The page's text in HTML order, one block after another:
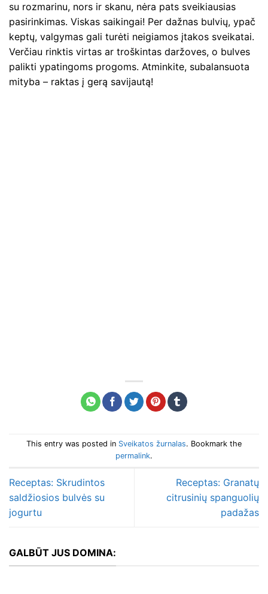
su rozmarinu, nors ir skanu, nėra pats sveikiausias
pasirinkimas. Viskas saikingai! Per dažnas bulvių, ypač
keptų, valgymas gali turėti neigiamos įtakos sveikatai.
Verčiau rinktis virtas ar troškintas daržoves, o bulves
palikti ypatingoms progoms. Atminkite, subalansuota
mityba – raktas į gerą savijautą!
This entry was posted in Sveikatos žurnalas. Bookmark the
permalink.
Receptas: Skrudintos
saldžiosios bulvės su
jogurtu
Receptas: Granatų
citrusinių spanguolių
padažas
GALBŪT JUS DOMINA: